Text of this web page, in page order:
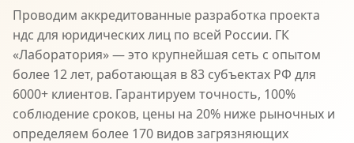
Проводим аккредитованные разработка проекта
ндс для юридических лиц по всей России. ГК
«Лаборатория» — это крупнейшая сеть с опытом
более 12 лет, работающая в 83 субъектах РФ для
6000+ клиентов. Гарантируем точность, 100%
соблюдение сроков, цены на 20% ниже рыночных и
определяем более 170 видов загрязняющих